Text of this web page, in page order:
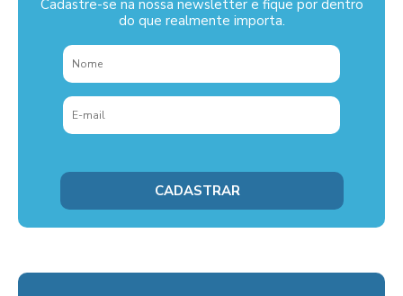
Cadastre-se na nossa newsletter e fique por dentro
do que realmente importa.